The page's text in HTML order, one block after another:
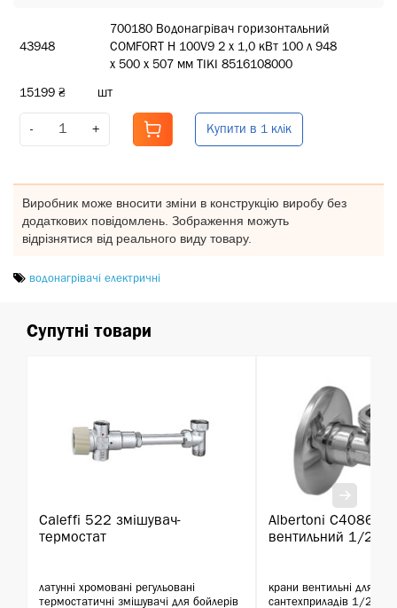
43948
700180 Водонагрівач горизонтальний
COMFORT H 100V9 2 х 1,0 кВт 100 л 948
х 500 х 507 мм TIKI 8516108000
15199 ₴ шт
- + Купити в 1 клік
Виробник може вносити зміни в конструкцію виробу без
додаткових повідомлень. Зображення можуть
відрізнятися від реального виду товару.
водонагрівачі електричні
Супутні товари
Caleffi 522 змішувач-
термостат
латунні хромовані регульовані
термостатичні змішувачі для бойлерів
Albertoni C408681
вентильний 1/
крани вентильні для
сантехприладів 1/